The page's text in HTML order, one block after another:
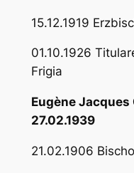
15.12.1919
01.10.1926
Frigia
Eugène Jacques
27.02.1939
21.02.1906